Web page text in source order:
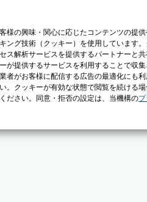
様の興味・関心に応じたコンテンツの提
ング技術（クッキー）を使用しています
ス解析サービスを提供するパートナーと
が提供するサービスを利用することで収
者がお客様に配信する広告の最適化にも
。クッキーが有効な状態で閲覧を続ける
ださい。同意・拒否の設定は、当機構のプ